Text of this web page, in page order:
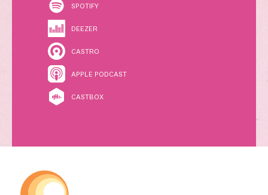
SPOTIFY
DEEZER
CASTRO
APPLE PODCAST
CASTBOX